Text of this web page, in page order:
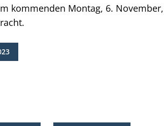
kommenden Montag, 6. November,